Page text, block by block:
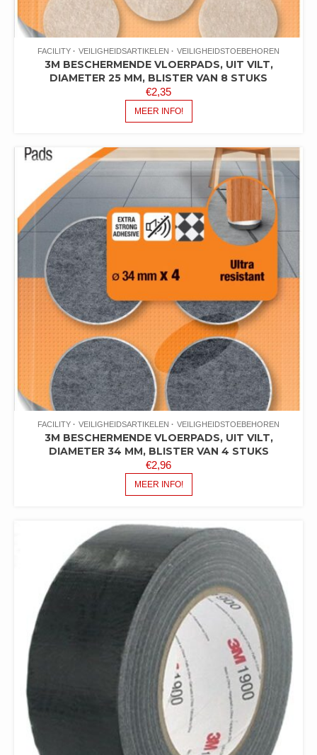
FACILITY VEILIGHEIDSARTIKELEN VEILIGHEIDSTOEBEHOREN
3M BESCHERMENDE VLOERPADS, UIT VILT,
DIAMETER 25 MM, BLISTER VAN 8 STUKS
€2,35
MEER INFO!
FACILITY VEILIGHEIDSARTIKELEN VEILIGHEIDSTOEBEHOREN
3M BESCHERMENDE VLOERPADS, UIT VILT,
DIAMETER 34 MM, BLISTER VAN 4 STUKS
€2,96
MEER INFO!